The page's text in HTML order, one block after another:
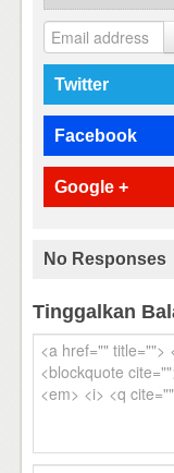
Twitter
Facebook
Google +
No Responses
Tinggalkan